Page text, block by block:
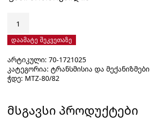
მექანიზმი
TARA
1721025
დაამატე შეკვეთაზე
არტიკული: 70-1721025
კატეგორია: ტრანსმისია და მექანიზმები
ჭდე: MTZ-80/82
ᲛᲡᲒᲐᲕᲡᲘ ᲞᲠᲝᲓᲣᲥᲢᲔᲑᲘ